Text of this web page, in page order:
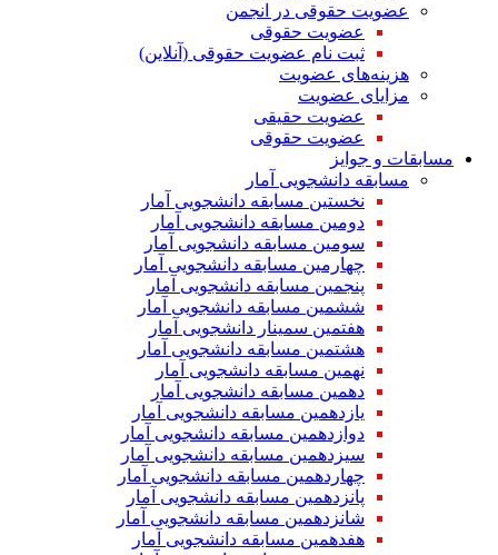
عضویت حقوقی در انجمن
عضویت حقوقی
ثبت نام عضویت حقوقی (آنلاین)
هزینه‌های عضویت
مزایای عضویت
عضویت حقیقی
عضویت حقوقی
مسابقات و جوایز
مسابقه دانشجویی آمار
نخستین مسابقه دانشجویی آمار
دومین مسابقه دانشجویی آمار
سومین مسابقه دانشجویی آمار
چهارمین مسابقه دانشجویی آمار
پنجمین مسابقه دانشجویی آمار
ششمین مسابقه دانشجویی آمار
هفتمین سمینار دانشجویی آمار
هشتمین مسابقه دانشجویی آمار
نهمین مسابقه دانشجویی آمار
دهمین مسابقه دانشجویی آمار
یازدهمین مسابقه دانشجویی آمار
دوازدهمین مسابقه دانشجویی آمار
سیزدهمین مسابقه دانشجویی آمار
چهاردهمین مسابقه دانشجویی آمار
پانزدهمین مسابقه دانشجویی آمار
شانزدهمین مسابقه دانشجویی آمار
هفدهمین مسابقه دانشجویی آمار